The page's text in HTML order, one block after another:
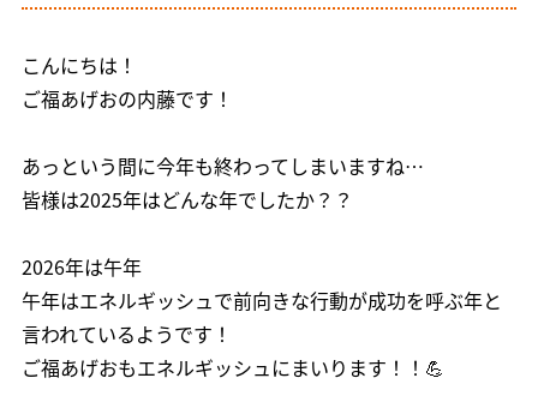
こんにちは！
ご福あげおの内藤です！
あっという間に今年も終わってしまいますね…
皆様は2025年はどんな年でしたか？？
2026年は午年
午年はエネルギッシュで前向きな行動が成功を呼ぶ年と
言われているようです！
ご福あげおもエネルギッシュにまいります！！💪